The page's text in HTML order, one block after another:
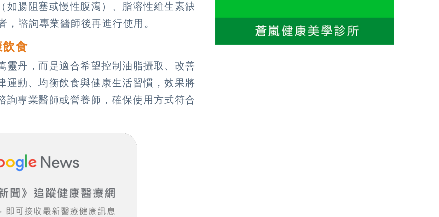
如腸阻塞或慢性腹瀉）、脂溶性維生素缺
，諮詢專業醫師後再進行使用。
飲食
靈丹，而是適合希望控制油脂攝取、改善
運動、均衡飲食與健康生活習慣，效果將
詢專業醫師或營養師，確保使用方式符合